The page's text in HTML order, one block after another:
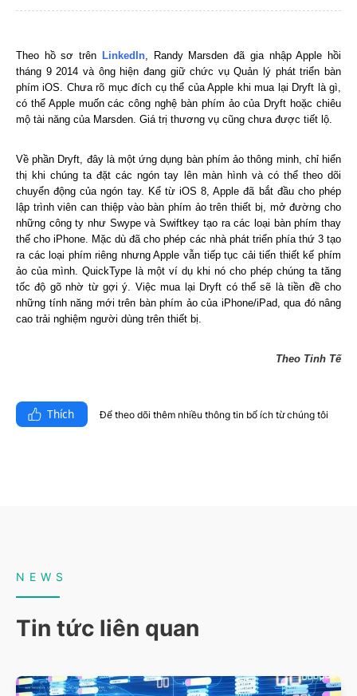
Theo hồ sơ trên LinkedIn, Randy Marsden đã gia nhập Apple hồi
tháng 9 2014 và ông hiện đang giữ chức vụ Quản lý phát triển bàn
phím iOS. Chưa rõ mục đích cụ thể của Apple khi mua lại Dryft là gì,
có thể Apple muốn các công nghệ bàn phím ảo của Dryft hoặc chiêu
mộ tài năng của Marsden. Giá trị thương vụ cũng chưa được tiết lộ.
Về phần Dryft, đây là một ứng dụng bàn phím ảo thông minh, chỉ hiển
thị khi chúng ta đặt các ngón tay lên màn hình và có thể theo dõi
chuyển động của ngón tay. Kể từ iOS 8, Apple đã bắt đầu cho phép
lập trình viên can thiệp vào bàn phím ảo trên thiết bị, mở đường cho
những công ty như Swype và Swiftkey tạo ra các loại bàn phím thay
thế cho iPhone. Mặc dù đã cho phép các nhà phát triển phía thứ 3 tạo
ra các loại phím riêng nhưng Apple vẫn tiếp tục cải tiến thiết kế phím
ảo của mình. QuickType là một ví dụ khi nó cho phép chúng ta tăng
tốc độ gõ nhờ từ gợi ý. Việc mua lại Dryft có thể sẽ là tiền đề cho
những tính năng mới trên bàn phím ảo của iPhone/iPad, qua đó nâng
cao trải nghiệm người dùng trên thiết bị.
Theo Tinh Tế
Thích Để theo dõi thêm nhiều thông tin bổ ích từ chúng tôi​
NEWS
Tin tức liên quan